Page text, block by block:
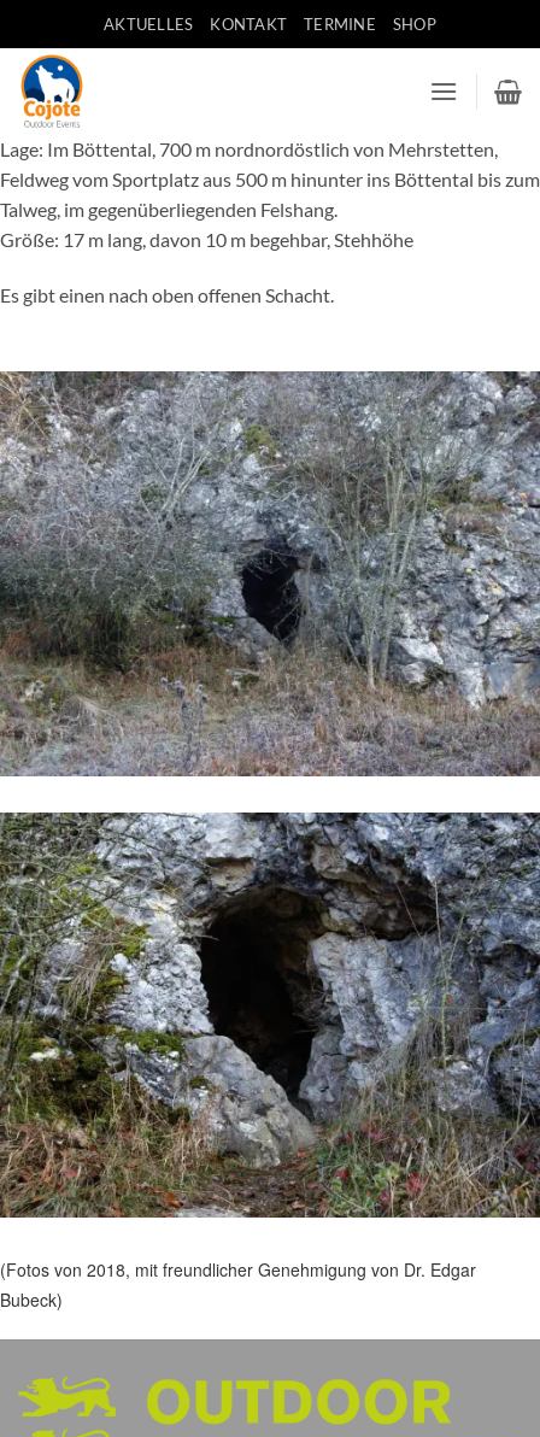
Inhalt
springen
AKTUELLES KONTAKT TERMINE SHOP
Lage: Im Böttental, 700 m nordnordöstlich von Mehrstetten,
Feldweg vom Sportplatz aus 500 m hinunter ins Böttental bis zum
Talweg, im gegenüberliegenden Felshang.
Größe: 17 m lang, davon 10 m begehbar, Stehhöhe
Es gibt einen nach oben offenen Schacht.
(Fotos von 2018, mit freundlicher Genehmigung von Dr. Edgar
Bubeck)